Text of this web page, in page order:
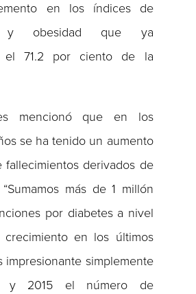
en los índices de
y obesidad que ya
el 71.2 por ciento de la
mencionó que en los
se ha tenido un aumento
fallecimientos derivados de
más de 1 millón
por diabetes a nivel
crecimiento en los últimos
impresionante simplemente
y 2015 el número de